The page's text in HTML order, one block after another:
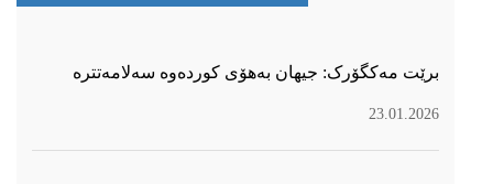
برێت مەکگۆرک: جیهان بەهۆی کوردەوە سەلامەتترە
23.01.2026